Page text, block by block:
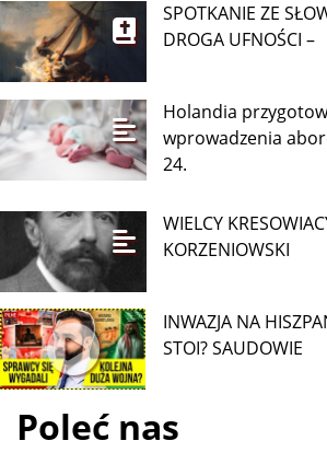
SPOTKANIE ZE
DROGA UFNOŚCI –
Holandia
wprowadzenia
24.
WIELCY
KORZENIOWSKI
INWAZJA NA
STOI? SAUDOWIE
Poleć nas